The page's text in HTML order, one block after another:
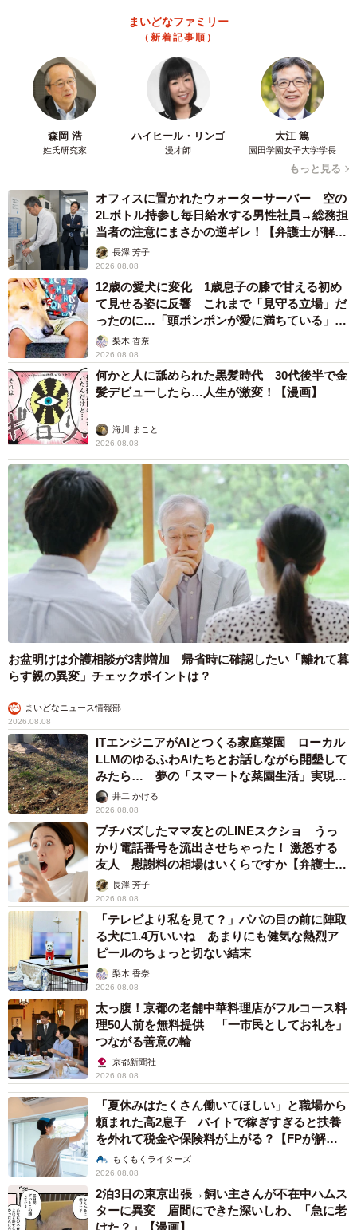
まいどなファミリー
（新着記事順）
森岡 浩
姓氏研究家
ハイヒール・リンゴ
漫才師
大江 篤
園田学園女子大学学長
もっと見る
オフィスに置かれたウォーターサーバー 空の
2Lボトル持参し毎日給水する男性社員→総務担
当者の注意にまさかの逆ギレ！【弁護士が解
説】長澤 芳子
2026.08.08
12歳の愛犬に変化 1歳息子の膝で甘える初め
て見せる姿に反響 これまで「見守る立場」だ
ったのに…「頭ポンポンが愛に満ちている」
「尊…」
梨木 香奈
2026.08.08
何かと人に舐められた黒髪時代 30代後半で金
髪デビューしたら…人生が激変！【漫画】
海川 まこと
2026.08.08
お盆明けは介護相談が3割増加 帰省時に確認したい「離れて暮
らす親の異変」チェックポイントは？
まいどなニュース情報部
2026.08.08
ITエンジニアがAIとつくる家庭菜園 ローカル
LLMのゆるふわAIたちとお話しながら開墾して
みたら… 夢の「スマートな菜園生活」実現な
るか井二 かける
2026.08.08
プチバズしたママ友とのLINEスクショ うっ
かり電話番号を流出させちゃった！ 激怒する
友人 慰謝料の相場はいくらですか【弁護士が
解説】長澤 芳子
2026.08.08
「テレビより私を見て？」パパの目の前に陣取
る犬に1.4万いいね あまりにも健気な熱烈ア
ピールのちょっと切ない結末
梨木 香奈
2026.08.08
太っ腹！京都の老舗中華料理店がフルコース料
理50人前を無料提供 「一市民としてお礼を」
つながる善意の輪
京都新聞社
2026.08.08
「夏休みはたくさん働いてほしい」と職場から
頼まれた高2息子 バイトで稼ぎすぎると扶養
を外れて税金や保険料が上がる？【FPが解
説】もくもくライターズ
2026.08.08
2泊3日の東京出張→飼い主さんが不在中ハムス
ターに異変 眉間にできた深いしわ、「急に老
けた？」【漫画】